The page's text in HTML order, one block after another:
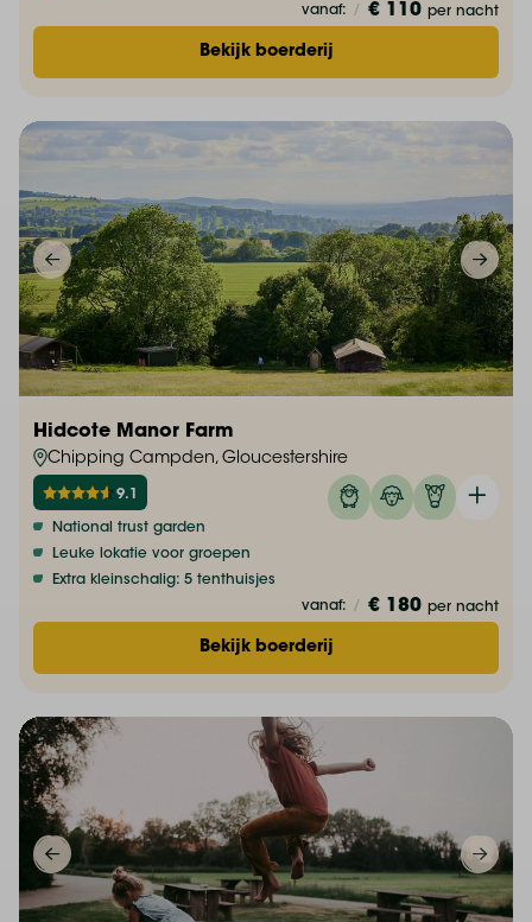
vanaf: / € 110 per nacht
Bekijk boerderij
Hidcote Manor Farm
Chipping Campden, Gloucestershire
9.1
National trust garden
Leuke lokatie voor groepen
Extra kleinschalig: 5 tenthuisjes
vanaf: / € 180 per nacht
Bekijk boerderij